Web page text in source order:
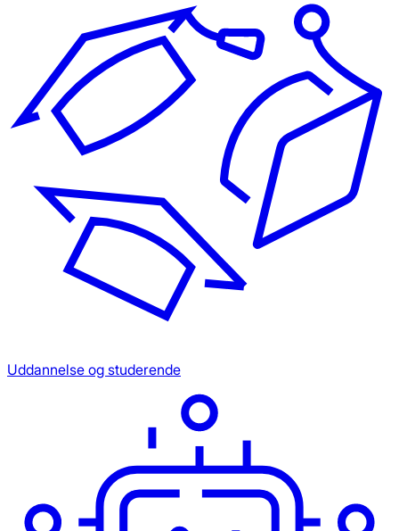
Uddannelse og studerende